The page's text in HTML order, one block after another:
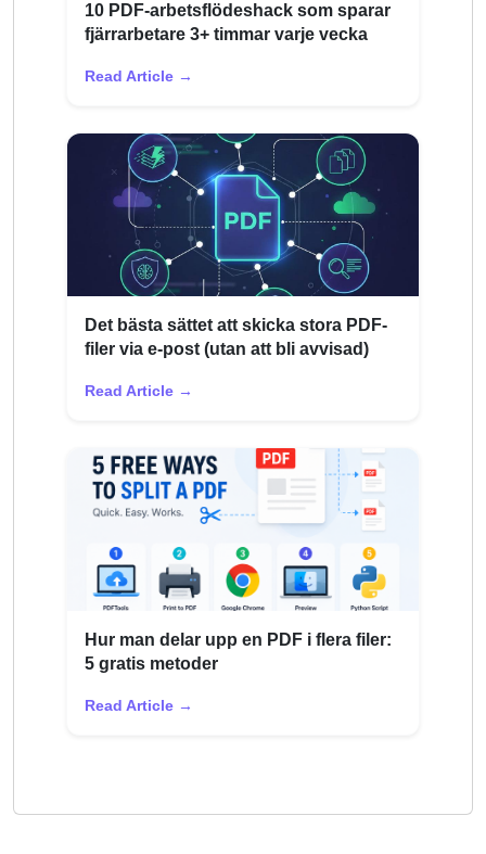
10 PDF-arbetsflödeshack som sparar
fjärrarbetare 3+ timmar varje vecka
Read Article →
Det bästa sättet att skicka stora PDF-
filer via e-post (utan att bli avvisad)
Read Article →
Hur man delar upp en PDF i flera filer:
5 gratis metoder
Read Article →